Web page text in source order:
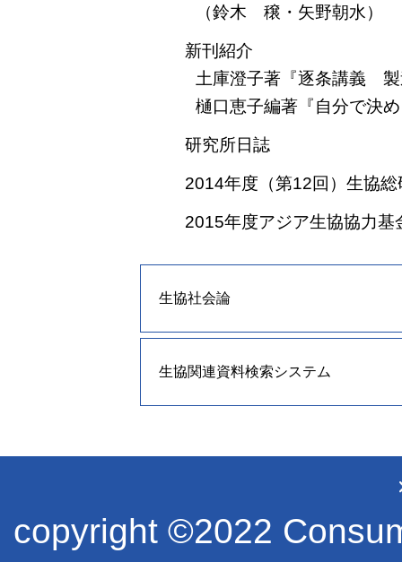
（鈴木 穣・矢野朝水）
新刊紹介
土庫澄子著『逐条講義
樋口恵子編著『自分で決
研究所日誌
2014年度（第12回）生協
2015年度アジア生協協力
生協社会論
生協関連資料検索システム
copyright ©2022